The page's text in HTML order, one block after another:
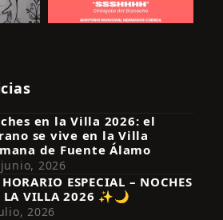
en Instagram
en la Villa 2026: el
se vive en la Villa
de Fuente Álamo
2026
ESPECIAL – NOCHES
LA VILLA 2026 ✨🌙
2026